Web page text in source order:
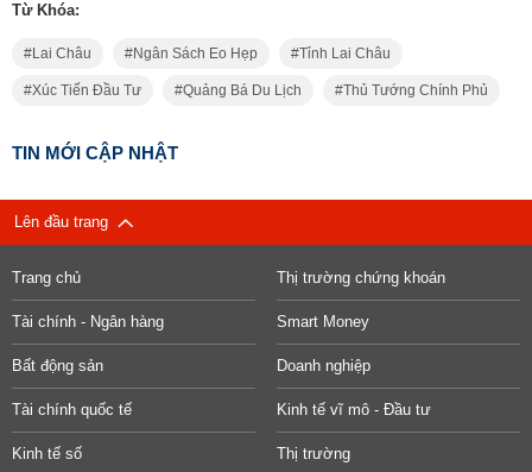
Từ Khóa:
Lai Châu Ngân Sách Eo Hẹp Tỉnh Lai Châu
Xúc Tiến Đầu Tư Quảng Bá Du Lịch Thủ Tướng Chính Phủ
TIN MỚI CẬP NHẬT
Lên đầu trang
Trang chủ Thị trường chứng khoán
Tài chính - Ngân hàng Smart Money
Bất động sản Doanh nghiệp
Tài chính quốc tế Kinh tế vĩ mô - Đầu tư
Kinh tế số Thị trường